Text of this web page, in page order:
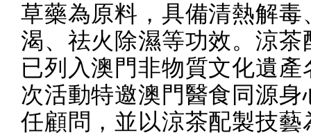
草藥為原料，具備清熱解毒
渴、祛火除濕等功效。涼茶
已列入澳門非物質文化遺產
次活動特邀澳門醫食同源身
任顧問，並以涼茶配製技藝